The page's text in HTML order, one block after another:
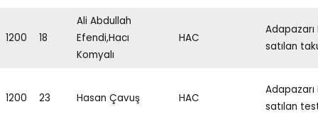
1200 18
Ali Abdullah
Efendi,Hacı
Komyalı
HAC
satılan
1200 23 Hasan Çavuş HAC
satılan